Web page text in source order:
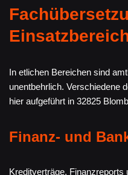
In etlichen Bereichen sind
unentbehrlich. Verschiedene
hier aufgeführt in 32825
Finanz- und
Kreditverträge,